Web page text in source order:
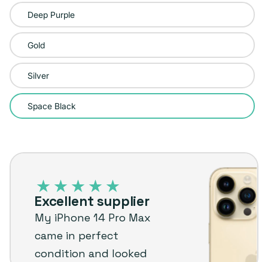
Color:
Space
Black
Deep Purple
Gold
Silver
Space Black
iPhone
customer
Excellent supplier
My iPhone 14 Pro Max
came in perfect
condition and looked